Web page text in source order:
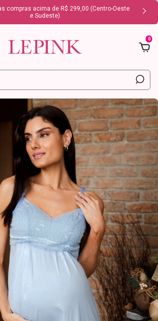
compras acima de R$ 299,00 (Centro-Oeste
e Sudeste)
0